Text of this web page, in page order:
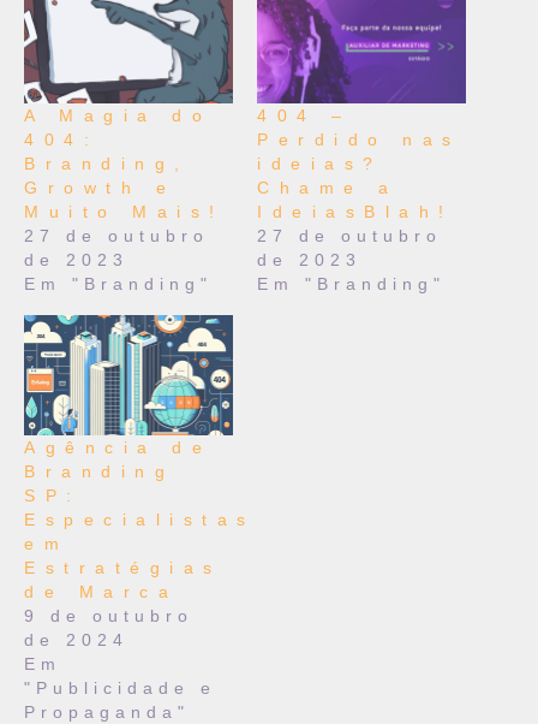
A Magia do
404:
Branding,
Growth e
Muito Mais!
27 de outubro
de 2023
Em "Branding"
404 –
Perdido nas
ideias?
Chame a
IdeiasBlah!
27 de outubro
de 2023
Em "Branding"
Agência de
Branding
SP:
Especialistas
em
Estratégias
de Marca
9 de outubro
de 2024
Em
"Publicidade e
Propaganda"